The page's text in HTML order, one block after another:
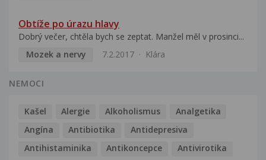
Obtíže po úrazu hlavy
Dobrý večer, chtěla bych se zeptat. Manžel měl v prosinci...
Mozek a nervy
7.2.2017 Klára
NEMOCI
Kašel Alergie Alkoholismus
Analgetika
Angína
Antibiotika
Antidepresiva
Antihistaminika
Antikoncepce Antivirotika